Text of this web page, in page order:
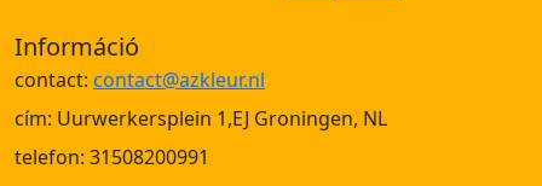
Információ
contact: contact@azkleur.nl
cím: Uurwerkersplein 1,EJ Groningen, NL
telefon: 31508200991